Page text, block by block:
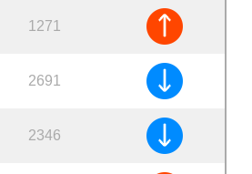
1271
2691
2346